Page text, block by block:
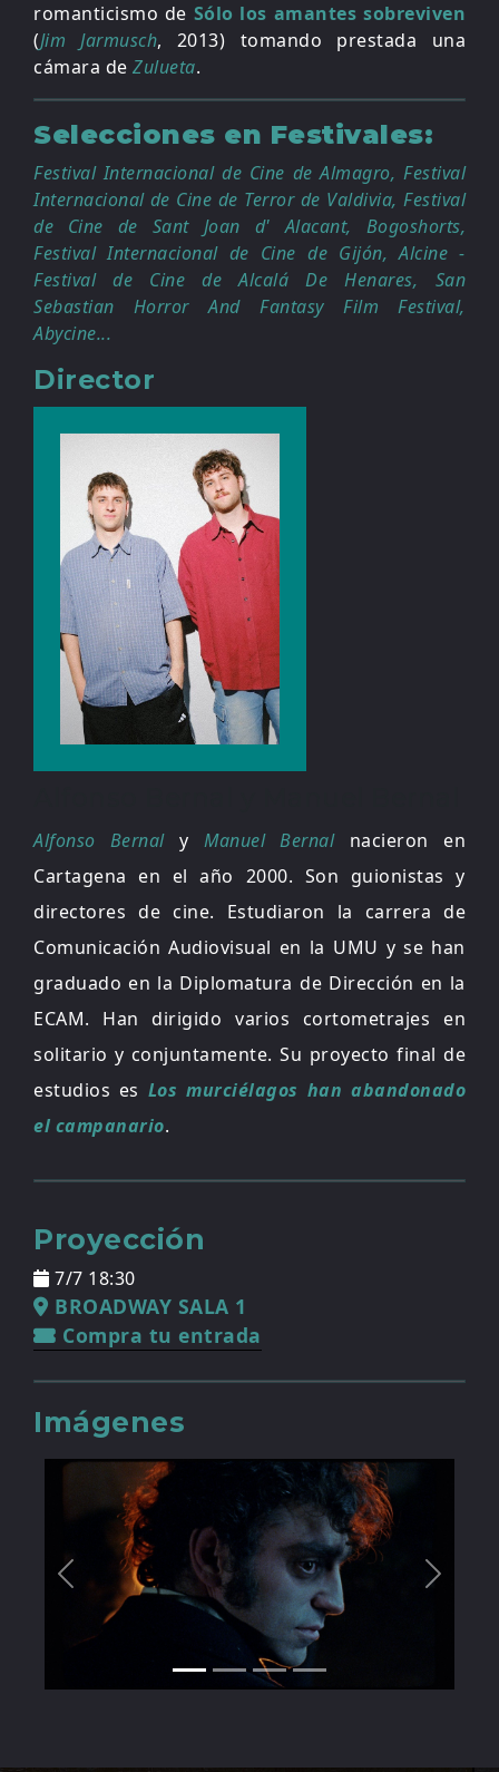
romanticismo de Sólo los amantes sobreviven
(Jim Jarmusch, 2013) tomando prestada una
cámara de Zulueta.
Selecciones en Festivales:
Festival Internacional de Cine de Almagro, Festival
Internacional de Cine de Terror de Valdivia, Festival
de Cine de Sant Joan d' Alacant, Bogoshorts,
Festival Internacional de Cine de Gijón, Alcine -
Festival de Cine de Alcalá De Henares, San
Sebastian Horror And Fantasy Film Festival,
Abycine...
Director
Alfonso BernalyManuel Bernalnacieron en
Cartagena en el año 2000. Son guionistas y
directores de cine. Estudiaron la carrera de
Comunicación Audiovisual en la UMU y se han
graduado en la Diplomatura de Dirección en la
ECAM. Han dirigido varios cortometrajes en
solitario y conjuntamente. Su proyecto final de
estudios es Los murciélagos han abandonado
el campanario.
Proyección
7/7 18:30
BROADWAY SALA 1
Compra tu entrada
Imágenes